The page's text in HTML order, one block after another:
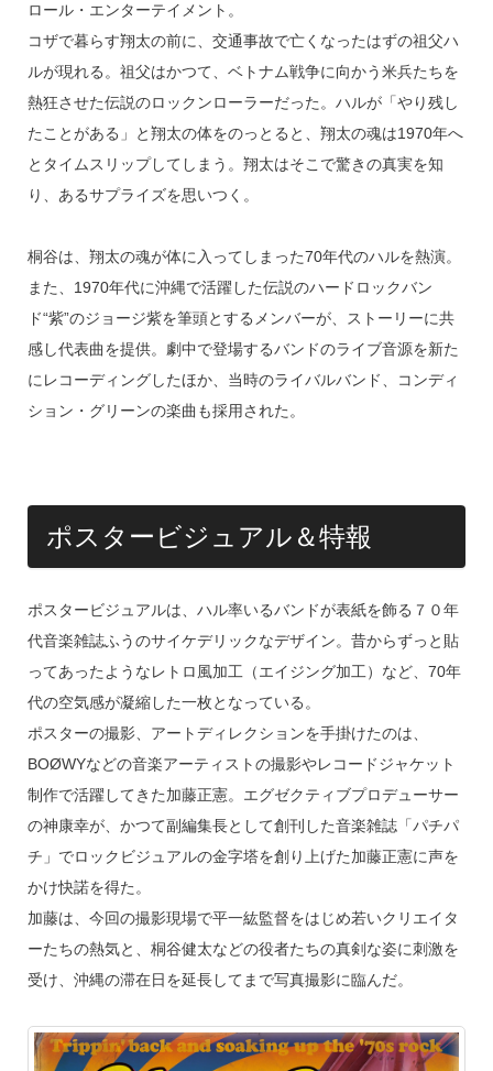
ロール・エンターテイメント。
コザで暮らす翔太の前に、交通事故で亡くなったはずの祖父ハ
ルが現れる。祖父はかつて、ベトナム戦争に向かう米兵たちを
熱狂させた伝説のロックンローラーだった。ハルが「やり残し
たことがある」と翔太の体をのっとると、翔太の魂は1970年へ
とタイムスリップしてしまう。翔太はそこで驚きの真実を知
り、あるサプライズを思いつく。
桐谷は、翔太の魂が体に入ってしまった70年代のハルを熱演。
また、1970年代に沖縄で活躍した伝説のハードロックバン
ド“紫”のジョージ紫を筆頭とするメンバーが、ストーリーに共
感し代表曲を提供。劇中で登場するバンドのライブ音源を新た
にレコーディングしたほか、当時のライバルバンド、コンディ
ション・グリーンの楽曲も採用された。
ポスタービジュアル＆特報
ポスタービジュアルは、ハル率いるバンドが表紙を飾る７０年
代音楽雑誌ふうのサイケデリックなデザイン。昔からずっと貼
ってあったようなレトロ風加工（エイジング加工）など、70年
代の空気感が凝縮した一枚となっている。
ポスターの撮影、アートディレクションを手掛けたのは、
BOØWYなどの音楽アーティストの撮影やレコードジャケット
制作で活躍してきた加藤正憲。エグゼクティブプロデューサー
の神康幸が、かつて副編集長として創刊した音楽雑誌「パチパ
チ」でロックビジュアルの金字塔を創り上げた加藤正憲に声を
かけ快諾を得た。
加藤は、今回の撮影現場で平一紘監督をはじめ若いクリエイタ
ーたちの熱気と、桐谷健太などの役者たちの真剣な姿に刺激を
受け、沖縄の滞在日を延長してまで写真撮影に臨んだ。